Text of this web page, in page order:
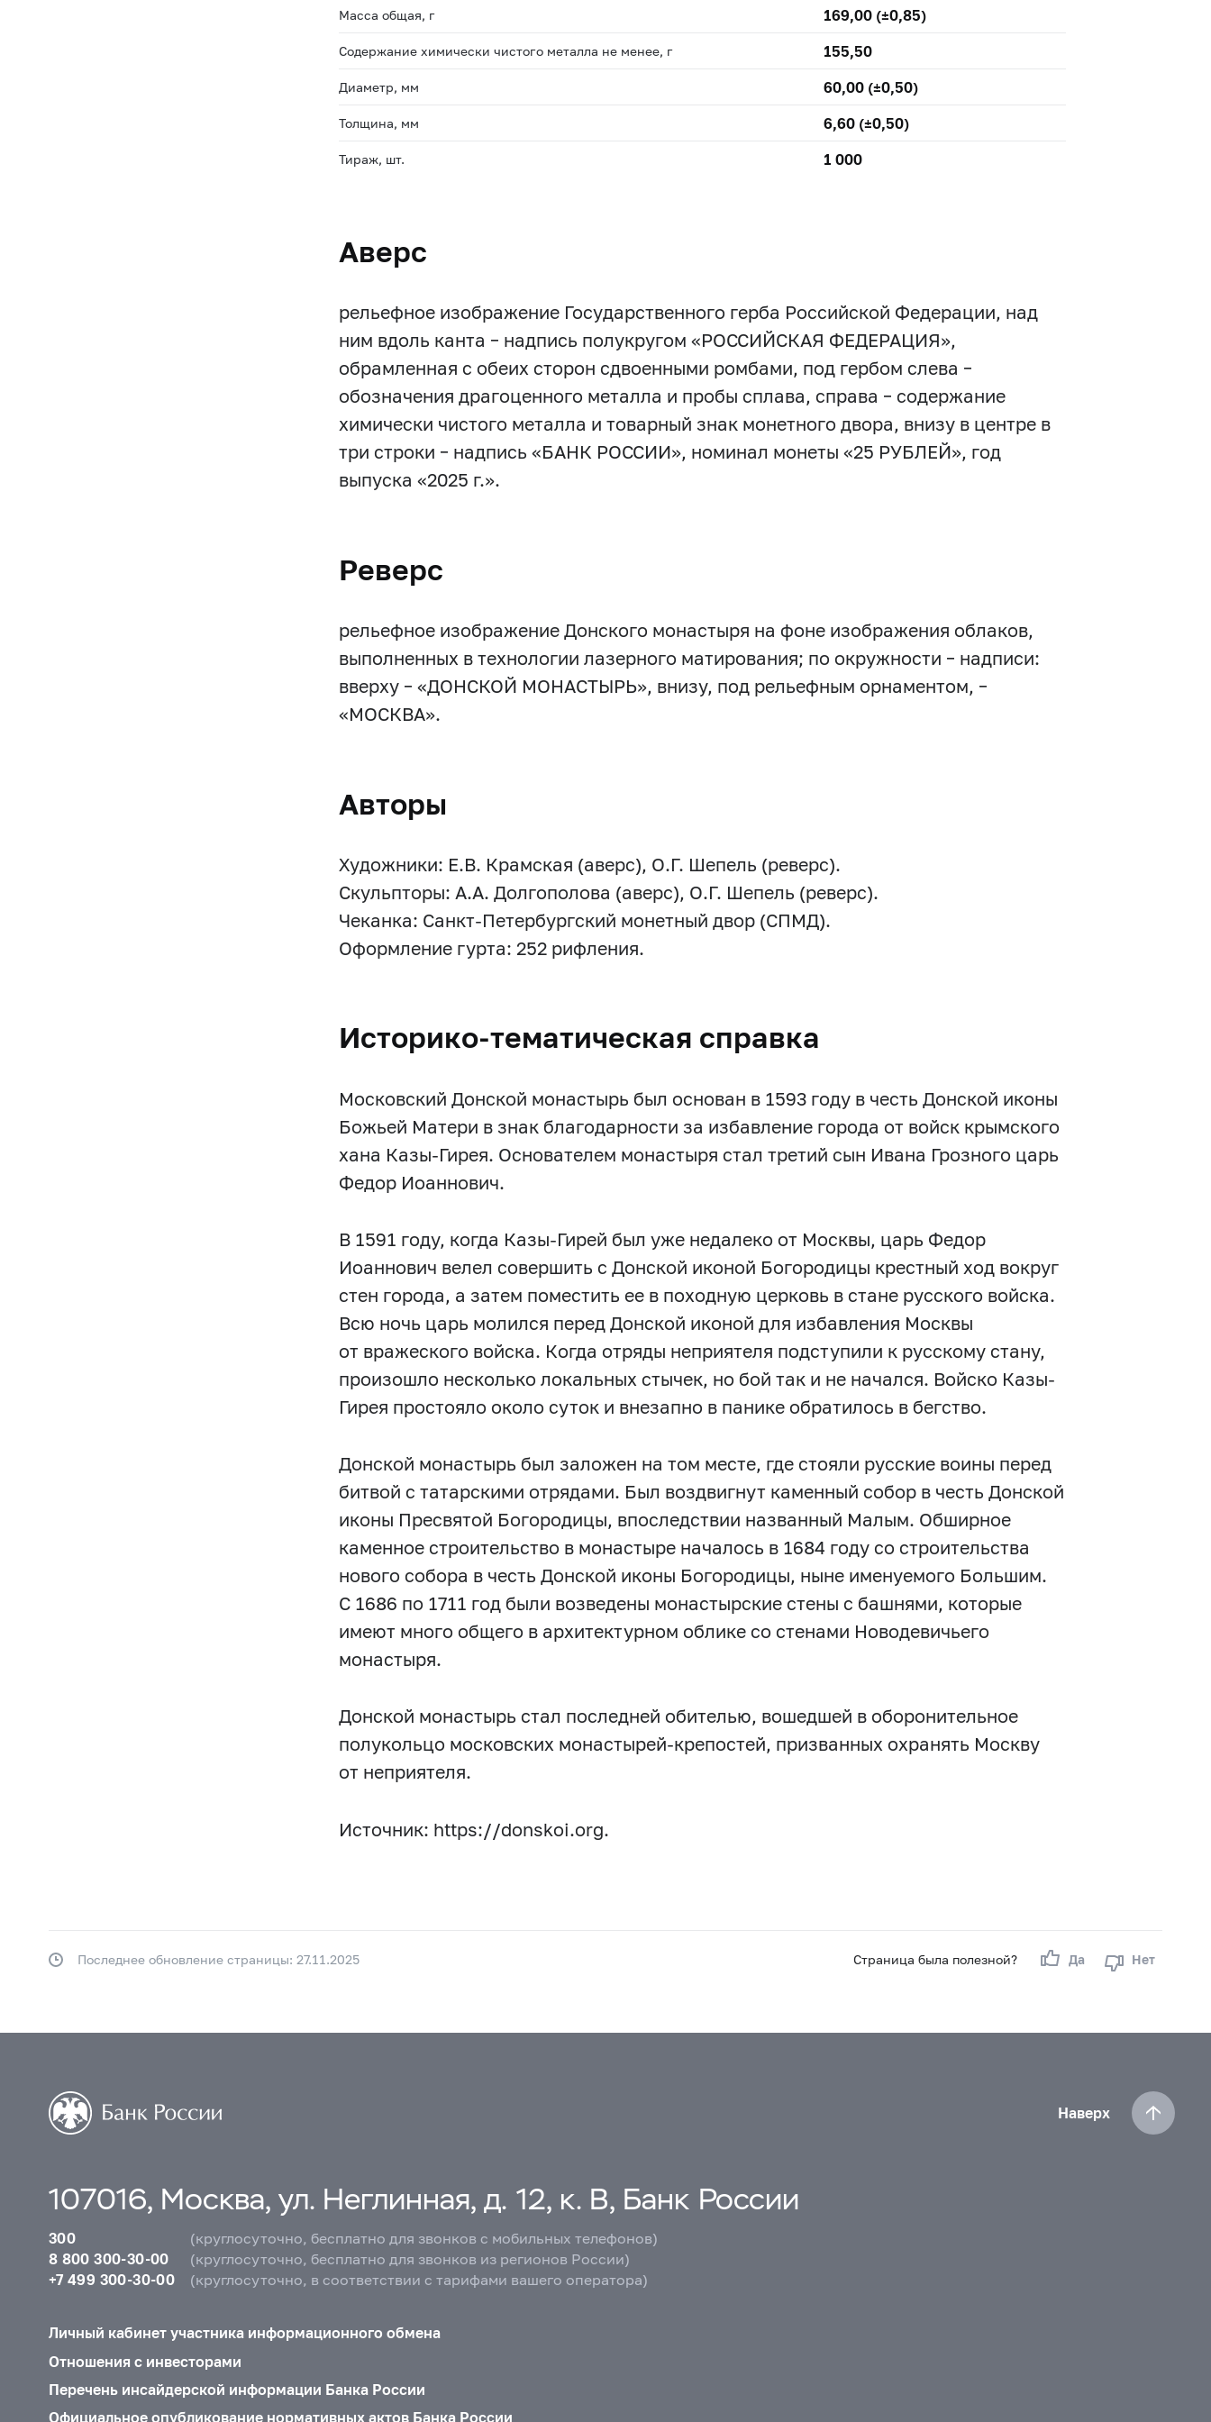
Масса общая, г 169,00 (±0,85)
Содержание химически чистого металла не менее, г 155,50
Диаметр, мм 60,00 (±0,50)
Толщина, мм 6,60 (±0,50)
Тираж, шт. 1 000
Аверс
рельефное изображение Государственного герба Российской Федерации, над
ним вдоль канта – надпись полукругом «РОССИЙСКАЯ ФЕДЕРАЦИЯ»,
обрамленная с обеих сторон сдвоенными ромбами, под гербом слева –
обозначения драгоценного металла и пробы сплава, справа – содержание
химически чистого металла и товарный знак монетного двора, внизу в центре в
три строки – надпись «БАНК РОССИИ», номинал монеты «25 РУБЛЕЙ», год
выпуска «2025 г.».
Реверс
рельефное изображение Донского монастыря на фоне изображения облаков,
выполненных в технологии лазерного матирования; по окружности – надписи:
вверху – «ДОНСКОЙ МОНАСТЫРЬ», внизу, под рельефным орнаментом, –
«МОСКВА».
Авторы
Художники: Е.В. Крамская (аверс), О.Г. Шепель (реверс).
Скульпторы: А.А. Долгополова (аверс), О.Г. Шепель (реверс).
Чеканка: Санкт-Петербургский монетный двор (СПМД).
Оформление гурта: 252 рифления.
Историко-тематическая справка
Московский Донской монастырь был основан в 1593 году в честь Донской иконы
Божьей Матери в знак благодарности за избавление города от войск крымского
хана Казы-Гирея. Основателем монастыря стал третий сын Ивана Грозного царь
Федор Иоаннович.
В 1591 году, когда Казы-Гирей был уже недалеко от Москвы, царь Федор
Иоаннович велел совершить с Донской иконой Богородицы крестный ход вокруг
стен города, а затем поместить ее в походную церковь в стане русского войска.
Всю ночь царь молился перед Донской иконой для избавления Москвы
от вражеского войска. Когда отряды неприятеля подступили к русскому стану,
произошло несколько локальных стычек, но бой так и не начался. Войско Казы-
Гирея простояло около суток и внезапно в панике обратилось в бегство.
Донской монастырь был заложен на том месте, где стояли русские воины перед
битвой с татарскими отрядами. Был воздвигнут каменный собор в честь Донской
иконы Пресвятой Богородицы, впоследствии названный Малым. Обширное
каменное строительство в монастыре началось в 1684 году со строительства
нового собора в честь Донской иконы Богородицы, ныне именуемого Большим.
С 1686 по 1711 год были возведены монастырские стены с башнями, которые
имеют много общего в архитектурном облике со стенами Новодевичьего
монастыря.
Донской монастырь стал последней обителью, вошедшей в оборонительное
полукольцо московских монастырей-крепостей, призванных охранять Москву
от неприятеля.
Источник: https://donskoi.org.
Страница была полезной? Да Нет
Последнее обновление страницы: 27.11.2025
Наверх
107016, Москва, ул. Неглинная, д. 12, к. В, Банк России
300
(круглосуточно, бесплатно для звонков с мобильных телефонов)
8 800 300-30-00
(круглосуточно, бесплатно для звонков из регионов России)
+7 499 300-30-00
(круглосуточно, в соответствии с тарифами вашего оператора)
Личный кабинет участника информационного обмена
Отношения с инвесторами
Перечень инсайдерской информации Банка России
Официальное опубликование нормативных актов Банка России